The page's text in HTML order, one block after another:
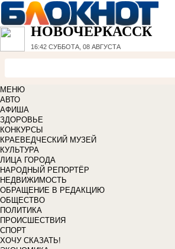
НОВОЧЕРКАССК
16:42 СУББОТА, 08 АВГУСТА
МЕНЮ
АВТО
АФИША
ЗДОРОВЬЕ
КОНКУРСЫ
КРАЕВЕДЧЕСКИЙ МУЗЕЙ
КУЛЬТУРА
ЛИЦА ГОРОДА
НАРОДНЫЙ РЕПОРТЁР
НЕДВИЖИМОСТЬ
ОБРАЩЕНИЕ В РЕДАКЦИЮ
ОБЩЕСТВО
ПОЛИТИКА
ПРОИСШЕСТВИЯ
СПОРТ
ХОЧУ СКАЗАТЬ!